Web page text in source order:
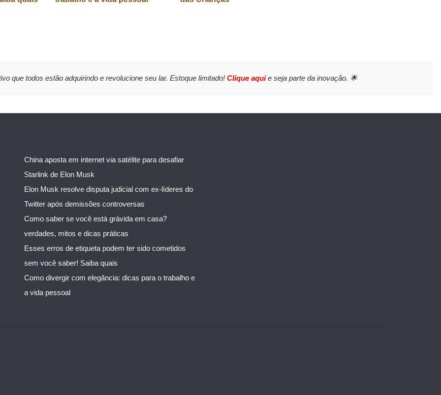
que todos estão adquirindo e revolucione seu lar. Estoque limitado! Clique aquie seja parte da inovação. 🌟
China aposta em internet via satélite para desafiar
Starlink de Elon Musk
Elon Musk resolve disputa judicial com ex-líderes do
Twitter após demissões controversas
Como saber se você está grávida em casa?
verdades, mitos e dicas práticas
Esses erros de etiqueta podem ter sido cometidos
sem você saber! Saiba quais
Como divergir com elegância: dicas para o trabalho e
a vida pessoal